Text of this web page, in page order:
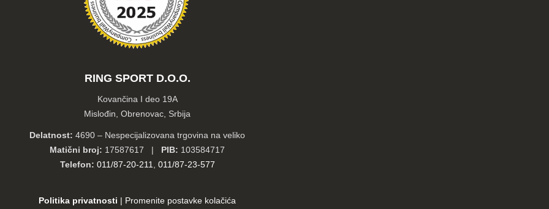
RING SPORT D.O.O.
Kovančina I deo 19A
Mislođin, Obrenovac, Srbija
Delatnost: 4690 – Nespecijalizovana trgovina na veliko
Matični broj: 17587617 | PIB: 103584717
Telefon: 011/87-20-211 011/87-23-577
Politika privatnosti | Promenite postavke kolačića